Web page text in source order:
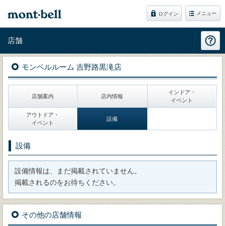
ログイン メニュー
店舗
モンベルルーム 吉野路黒滝店
店舗案内 店内情報
インドア・
イベント
アウトドア・
イベント
設備
設備
設備情報は、まだ掲載されていません。
掲載されるのをお待ちください。
その他の店舗情報